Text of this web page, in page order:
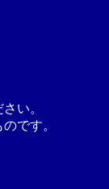
い。
です。